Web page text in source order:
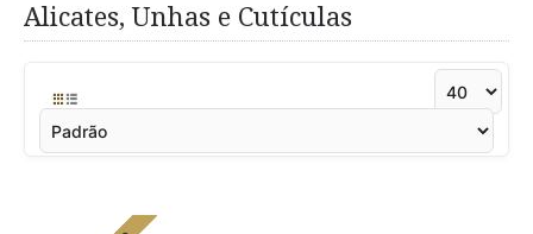
Alicates, Unhas e Cutículas